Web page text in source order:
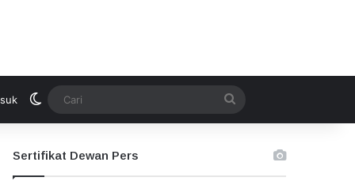
Switch skin
Sertifikat Dewan Pers